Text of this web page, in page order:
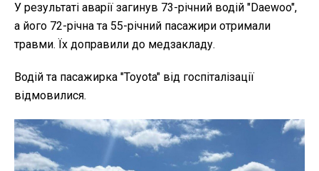
У результаті аварії загинув 73-річний водій "Daewoo",
а його 72-річна та 55-річний пасажири отримали
травми. Їх доправили до медзакладу.
Водій та пасажирка "Toyota" від госпіталізації
відмовилися.